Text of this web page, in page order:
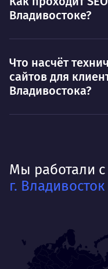
Владивостоке?
Что насчёт
сайтов для
Владивостока?
Мы работали
г. Владивосток